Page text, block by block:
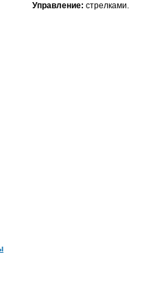
Управление: стрелками.